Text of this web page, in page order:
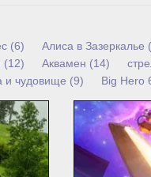
(6)
Алиса в Зазеркалье
(12) Аквамен (14)
и чудовище (9)
Big Hero
(7)
капитана Америки
(8) расходящийся (10)
Фантастическая четверка
(25) Игра престолов